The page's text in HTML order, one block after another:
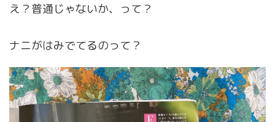
え？普通じゃないか、って？
ナニがはみでてるのって？